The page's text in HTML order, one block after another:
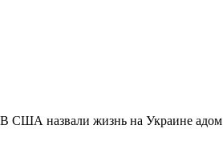
В США назвали жизнь на Украине адом